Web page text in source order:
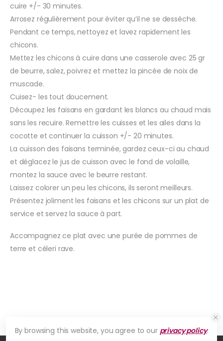
cuire +/- 30 minutes.
Arrosez régulièrement pour éviter qu’il ne se dessèche.
Pendant ce temps, nettoyez et lavez rapidement les
chicons.
Mettez les chicons à cuire dans une casserole avec 25 gr
de beurre, salez, poivrez et mettez la pincée de noix de
muscade.
Cuisez- les tout doucement.
Découpez les faisans en gardant les blancs au chaud mais
sans les recuire. Remettre les cuisses et les ailes dans la
cocotte et continuer la cuisson +/- 20 minutes.
La cuisson des faisans terminée, gardez ceux-ci au chaud
et déglacez le jus de cuisson avec le fond de volaille,
montez la sauce avec le beurre restant.
Laissez colorer un peu les chicons, ils seront meilleurs.
Présentez joliment les faisans et les chicons sur un plat de
service et servez la sauce à part.
Accompagnez ce plat avec une purée de pommes de
terre et céleri rave.
By browsing this website, you agree to our privacy policy.